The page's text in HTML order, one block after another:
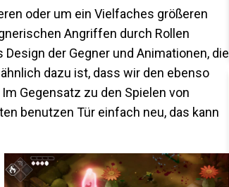
oder um ein Vielfaches größeren
Angriffen durch Rollen
der Gegner und Animationen, die
dazu ist, dass wir den ebenso
Gegensatz zu den Spielen von
benutzen Tür einfach neu, das kann